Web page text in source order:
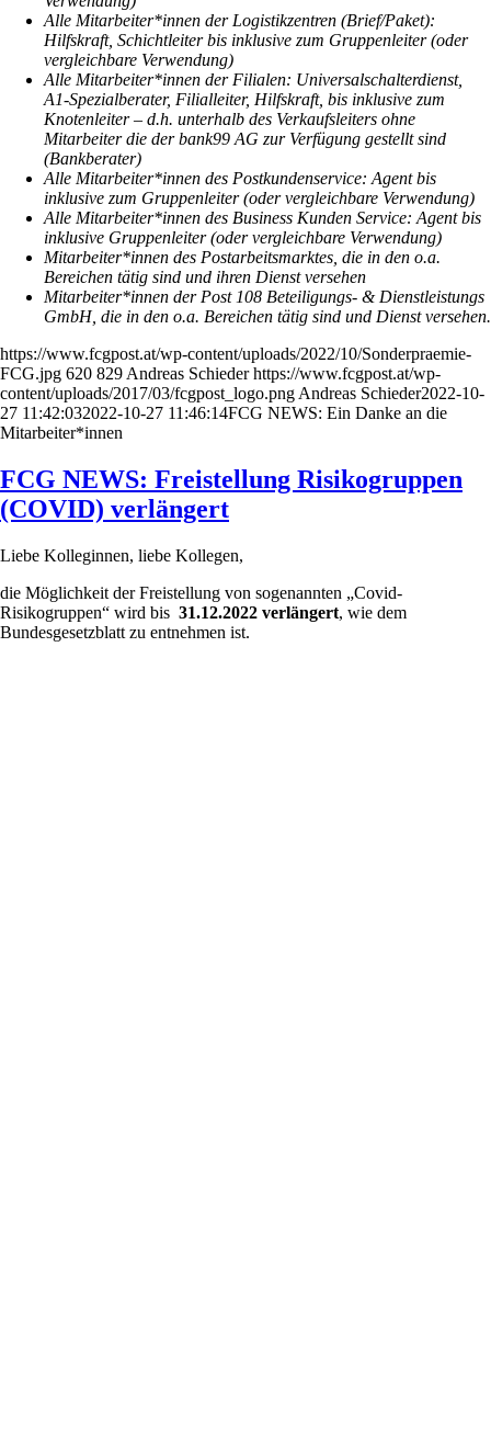
Alle Mitarbeiter*innen der Logistikzentren (Brief/Paket):
Hilfskraft, Schichtleiter bis inklusive zum Gruppenleiter (oder
vergleichbare Verwendung)
Alle Mitarbeiter*innen der Filialen: Universalschalterdienst,
A1-Spezialberater, Filialleiter, Hilfskraft, bis inklusive zum
Knotenleiter – d.h. unterhalb des Verkaufsleiters ohne
Mitarbeiter die der bank99 AG zur Verfügung gestellt sind
(Bankberater)
Alle Mitarbeiter*innen des Postkundenservice: Agent bis
inklusive zum Gruppenleiter (oder vergleichbare Verwendung)
Alle Mitarbeiter*innen des Business Kunden Service: Agent bis
inklusive Gruppenleiter (oder vergleichbare Verwendung)
Mitarbeiter*innen des Postarbeitsmarktes, die in den o.a.
Bereichen tätig sind und ihren Dienst versehen
Mitarbeiter*innen der Post 108 Beteiligungs- & Dienstleistungs
GmbH, die in den o.a. Bereichen tätig sind und Dienst versehen.
https://www.fcgpost.at/wp-content/uploads/2022/10/Sonderpraemie-
FCG.jpg 620 829Andreas Schieder https://www.fcgpost.at/wp-
content/uploads/2017/03/fcgpost_logo.pngAndreas Schieder2022-10-
27 11:42:032022-10-27 11:46:14FCG NEWS: Ein Danke an die
Mitarbeiter*innen
FCG NEWS: Freistellung Risikogruppen
(COVID) verlängert
Liebe Kolleginnen, liebe Kollegen,
die Möglichkeit der Freistellung von sogenannten „Covid-
Risikogruppen“ wird bis 31.12.2022 verlängert, wie dem
Bundesgesetzblatt zu entnehmen ist.